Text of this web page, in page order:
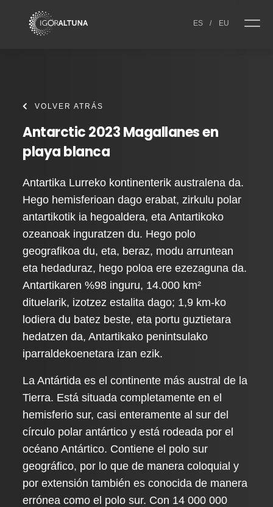
ES / EU
VOLVER ATRÁS
Antarctic 2023 Magallanes en
playa blanca
Antartika Lurreko kontinenterik australena da.
Hego hemisferioan dago erabat, zirkulu polar
antartikotik ia hegoaldera, eta Antartikoko
ozeanoak inguratzen du. Hego polo
geografikoa du, eta, beraz, modu arruntean
eta hedaduraz, hego poloa ere ezezaguna da.
Antartikaren %98 inguru, 14.000 km²
dituelarik, izotzez estalita dago; 1,9 km-ko
lodiera du batez beste, eta portu guztietara
hedatzen da, Antartikako penintsulako
iparraldekoenetara izan ezik.
La Antártida es el continente más austral de la
Tierra. Está situada completamente en el
hemisferio sur, casi enteramente al sur del
círculo polar antártico y está rodeada por el
océano Antártico. Contiene el polo sur
geográfico, por lo que de manera coloquial y
por extensión también es conocida de manera
errónea como el polo sur. Con 14 000 000